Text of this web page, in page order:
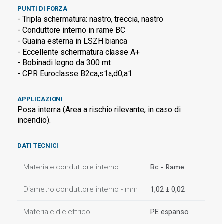
PUNTI DI FORZA
- Tripla schermatura: nastro, treccia, nastro
- Conduttore interno in rame BC
- Guaina esterna in LSZH bianca
- Eccellente schermatura classe A+
- Bobinadi legno da 300 mt
- CPR Euroclasse B2ca,s1a,d0,a1
APPLICAZIONI
Posa interna (Area a rischio rilevante, in caso di
incendio).
DATI TECNICI
Materiale conduttore interno Bc - Rame
Diametro conduttore interno - mm 1,02 ± 0,02
Materiale dielettrico PE espanso